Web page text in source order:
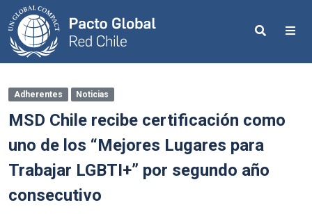
Search
Adherentes Noticias
MSD Chile recibe certificación como
uno de los “Mejores Lugares para
Trabajar LGBTI+” por segundo año
consecutivo